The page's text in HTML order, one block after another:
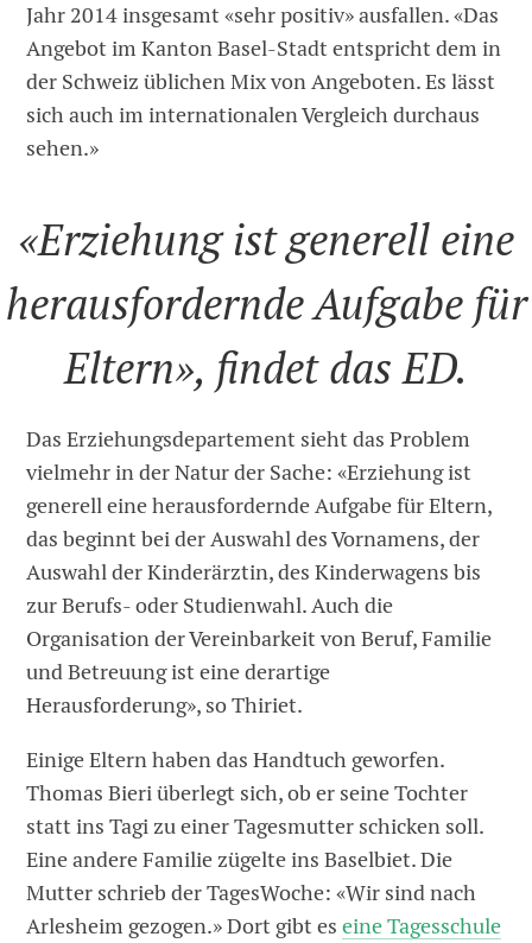
Jahr 2014 insgesamt «sehr positiv» ausfallen. «Das
Angebot im Kanton Basel-Stadt entspricht dem in
der Schweiz üblichen Mix von Angeboten. Es lässt
sich auch im internationalen Vergleich durchaus
sehen.»
«Erziehung ist generell eine
herausfordernde Aufgabe für
Eltern», findet das ED.
Das Erziehungsdepartement sieht das Problem
vielmehr in der Natur der Sache: «Erziehung ist
generell eine herausfordernde Aufgabe für Eltern,
das beginnt bei der Auswahl des Vornamens, der
Auswahl der Kinderärztin, des Kinderwagens bis
zur Berufs- oder Studienwahl. Auch die
Organisation der Vereinbarkeit von Beruf, Familie
und Betreuung ist eine derartige
Herausforderung», so Thiriet.
Einige Eltern haben das Handtuch geworfen.
Thomas Bieri überlegt sich, ob er seine Tochter
statt ins Tagi zu einer Tagesmutter schicken soll.
Eine andere Familie zügelte ins Baselbiet. Die
Mutter schrieb der TagesWoche: «Wir sind nach
Arlesheim gezogen.» Dort gibt eseine Tagesschule